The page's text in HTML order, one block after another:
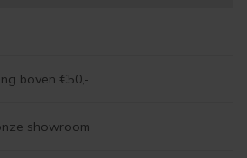
boven €50,-
showroom